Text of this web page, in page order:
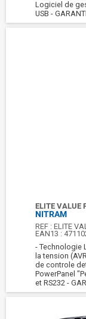
Logiciel de
USB -
ELITE VALUE
NITRAM
REF :ELITE
EAN13 :
- Technologie
la tension
de controle
PowerPanel
et RS232 -